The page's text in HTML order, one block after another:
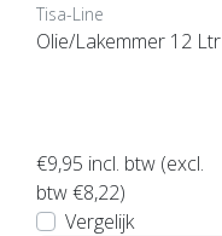
Tisa-Line
Olie/Lakemmer 12 Ltr
€9,95 incl. btw (excl.
btw €8,22)
Vergelijk